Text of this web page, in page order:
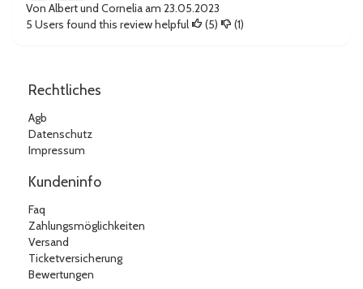
Von Albert und Corneliaam 23.05.2023
5 Users found this review helpful (5) (1)
Rechtliches
Agb
Datenschutz
Impressum
Kundeninfo
Faq
Zahlungsmöglichkeiten
Versand
Ticketversicherung
Bewertungen